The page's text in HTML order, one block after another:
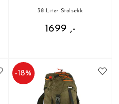
38 Liter Stolsekk
1699 ,-
-18%